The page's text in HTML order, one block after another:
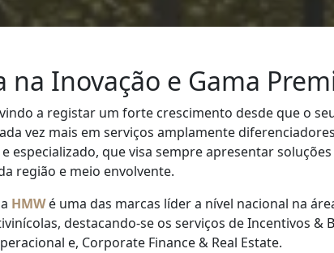
na Inovação e Gama
a registar um forte crescimento desde que o
vez mais em serviços amplamente
especializado, que visa sempre apresentar
região e meio envolvente.
HMWé uma das marcas líder a nível nacional na
destacando-se os serviços de Incentivos &
e, Corporate Finance & Real Estate.